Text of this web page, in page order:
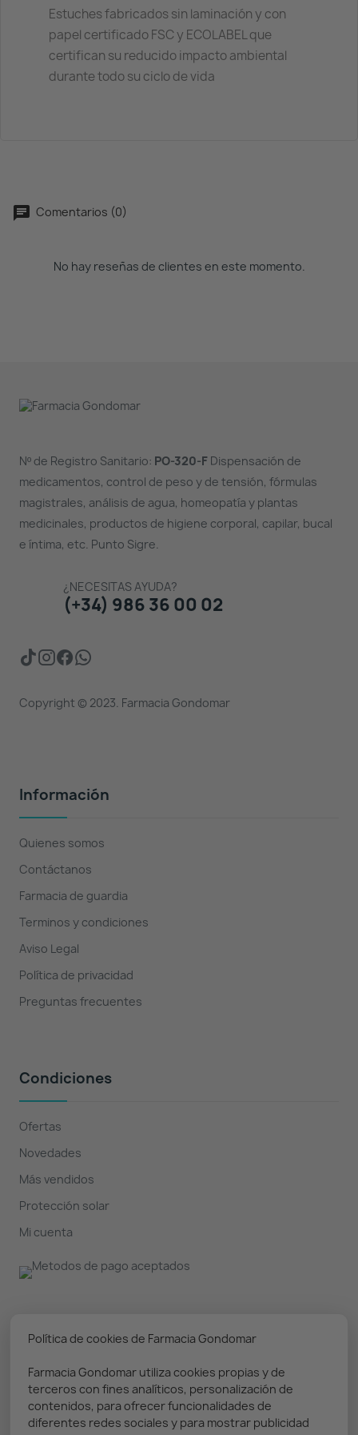
Estuches fabricados sin laminación y con
papel certificado FSC y ECOLABEL que
certifican su reducido impacto ambiental
durante todo su ciclo de vida
Comentarios (0)
No hay reseñas de clientes en este momento.
Nº de Registro Sanitario: PO-320-FDispensación de
medicamentos, control de peso y de tensión, fórmulas
magistrales, análisis de agua, homeopatía y plantas
medicinales, productos de higiene corporal, capilar, bucal
e íntima, etc. Punto Sigre.
¿NECESITAS AYUDA?
(+34) 986 36 00 02
Copyright © 2023. Farmacia Gondomar
Información
Quienes somos
Contáctanos
Farmacia de guardia
Terminos y condiciones
Aviso Legal
Política de privacidad
Preguntas frecuentes
Condiciones
Ofertas
Novedades
Más vendidos
Protección solar
Mi cuenta
Nuestro boletín
Puedes darte de baja en cualquier momento. Prometemos
solo enviar información relevante
Política de cookies de Farmacia Gondomar
Farmacia Gondomar utiliza cookies propias y de
terceros con fines analíticos, personalización de
contenidos, para ofrecer funcionalidades de
diferentes redes sociales y para mostrar publicidad